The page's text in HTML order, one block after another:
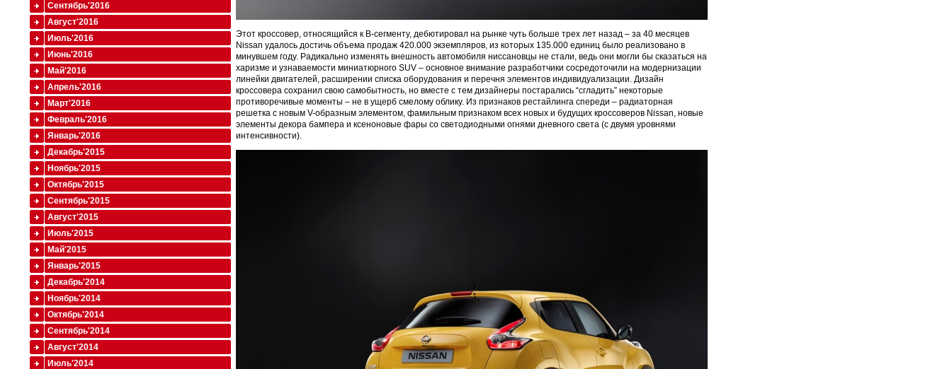
Этот кроссовер, относящийся к B-сегменту, дебютировал на рынке чуть больше трех лет назад – за 40 месяцев
Nissan удалось достичь объема продаж 420.000 экземпляров, из которых 135.000 единиц было реализовано в
минувшем году. Радикально изменять внешность автомобиля ниссановцы не стали, ведь они могли бы сказаться на
харизме и узнаваемости миниатюрного SUV – основное внимание разработчики сосредоточили на модернизации
линейки двигателей, расширении списка оборудования и перечня элементов индивидуализации. Дизайн
кроссовера сохранил свою самобытность, но вместе с тем дизайнеры постарались “сгладить” некоторые
противоречивые моменты – не в ущерб смелому облику. Из признаков рестайлинга спереди – радиаторная
решетка с новым V-образным элементом, фамильным признаком всех новых и будущих кроссоверов Nissan, новые
элементы декора бампера и ксеноновые фары со светодиодными огнями дневного света (с двумя уровнями
интенсивности).
Сентябрь'2016
Август'2016
Июль'2016
Июнь'2016
Май'2016
Апрель'2016
Март'2016
Февраль'2016
Январь'2016
Декабрь'2015
Ноябрь'2015
Октябрь'2015
Сентябрь'2015
Август'2015
Июль'2015
Май'2015
Январь'2015
Декабрь'2014
Ноябрь'2014
Октябрь'2014
Сентябрь'2014
Август'2014
Июль'2014